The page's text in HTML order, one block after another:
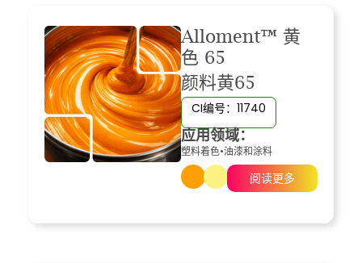
Alloment™ 黄
色 65
颜料黄65
CI编号：11740
应用领域：
塑料着色•油漆和涂料
阅读更多